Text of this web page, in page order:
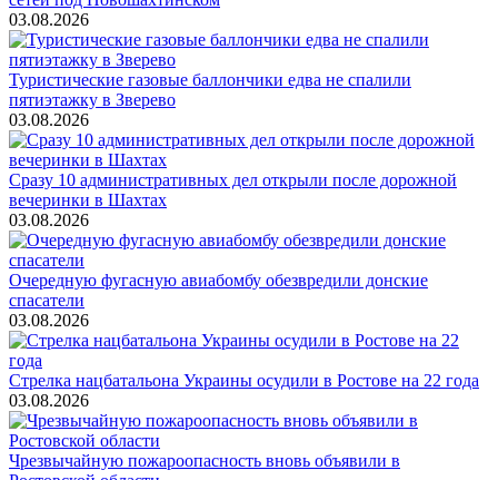
03.08.2026
Туристические газовые баллончики едва не спалили
пятиэтажку в Зверево
03.08.2026
Сразу 10 административных дел открыли после дорожной
вечеринки в Шахтах
03.08.2026
Очередную фугасную авиабомбу обезвредили донские
спасатели
03.08.2026
Стрелка нацбатальона Украины осудили в Ростове на 22 года
03.08.2026
Чрезвычайную пожароопасность вновь объявили в